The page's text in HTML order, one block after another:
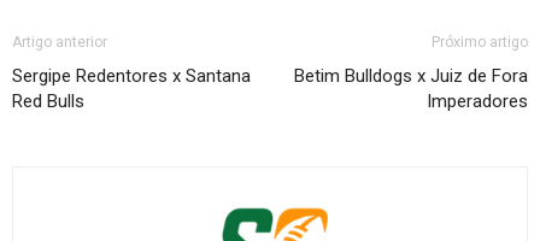
Artigo anterior
Sergipe Redentores x Santana
Red Bulls
Próximo artigo
Betim Bulldogs x Juiz de Fora
Imperadores